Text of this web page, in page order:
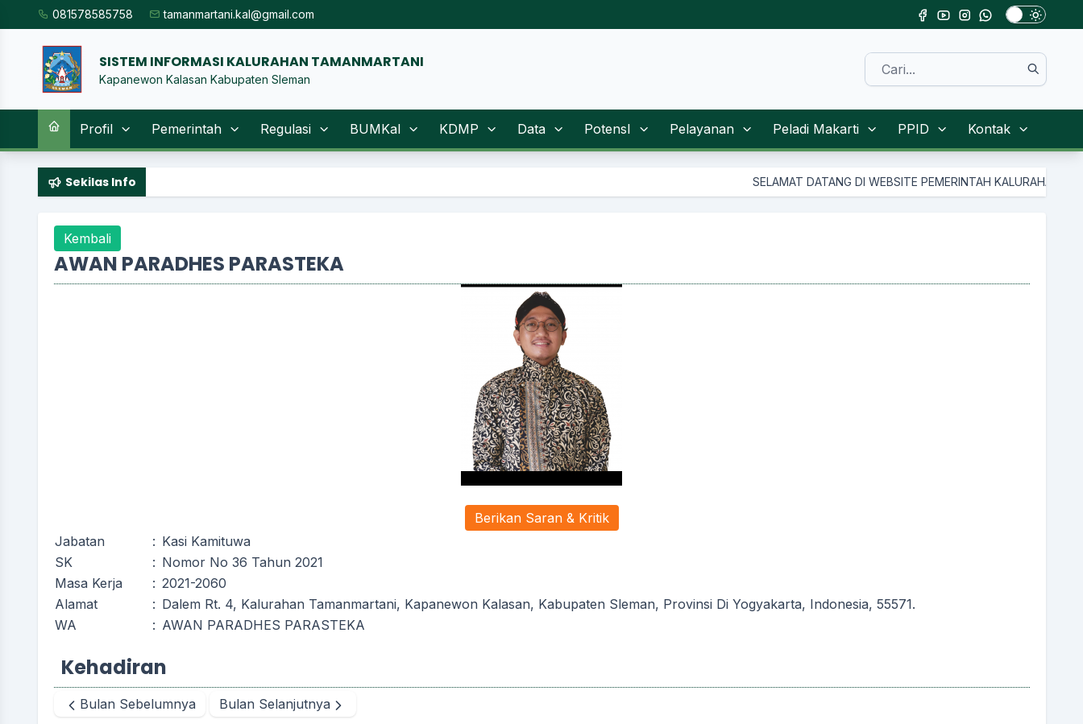
081578585758 tamanmartani.kal@gmail.com
SISTEM INFORMASI KALU|
Kapanewon Kalasan Kabupaten Sleman
Profil Pemerintah Regulasi BUMKal KDMP Data PotensI Pelayanan Peladi Makarti PPID Kontak
Sekilas Info SELAMAT DATANG DI WEBSITE PEMERINTAH KALURAHAN TAMANMARTANI
Kembali
AWAN PARADHES PARASTEKA
Berikan Saran & Kritik
Jabatan
: Kasi Kamituwa
SK
: Nomor No 36 Tahun 2021
Masa Kerja
: 2021-2060
Alamat
: Dalem Rt. 4, Kalurahan Tamanmartani, Kapanewon Kalasan, Kabupaten Sleman, Provinsi Di Yogyakarta, Indonesia, 55571.
WA
: AWAN PARADHES PARASTEKA
Kehadiran
Bulan Sebelumnya Bulan Selanjutnya